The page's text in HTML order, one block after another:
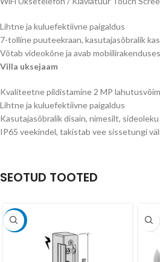
Lihtne ja kuluefektiivne paigaldus
7-tolline puuteekraan, kasutajasõbralik
Võtab videokõne ja avab
Villa uksejaam
Kvaliteetne pildistamine 2 MP
Lihtne ja kuluefektiivne paigaldus
Kasutajasõbralik disain, nimesilt,
IP65 veekindel, takistab vee sissetungi
SEOTUD TOOTED
-18%